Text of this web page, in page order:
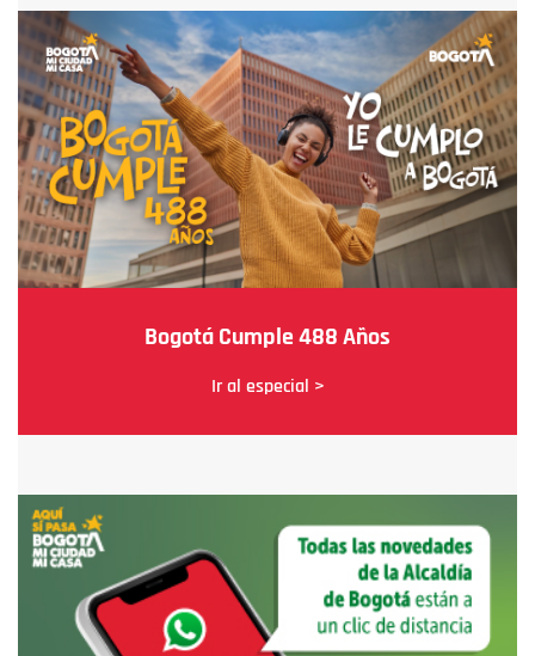
Bogotá Cumple 488 Años
Ir al especial >